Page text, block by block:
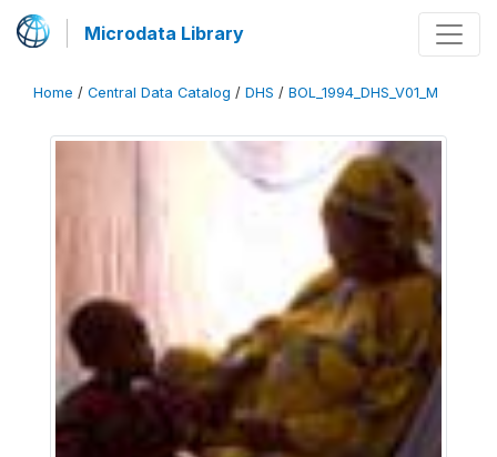
Microdata Library
Home / Central Data Catalog / DHS / BOL_1994_DHS_V01_M